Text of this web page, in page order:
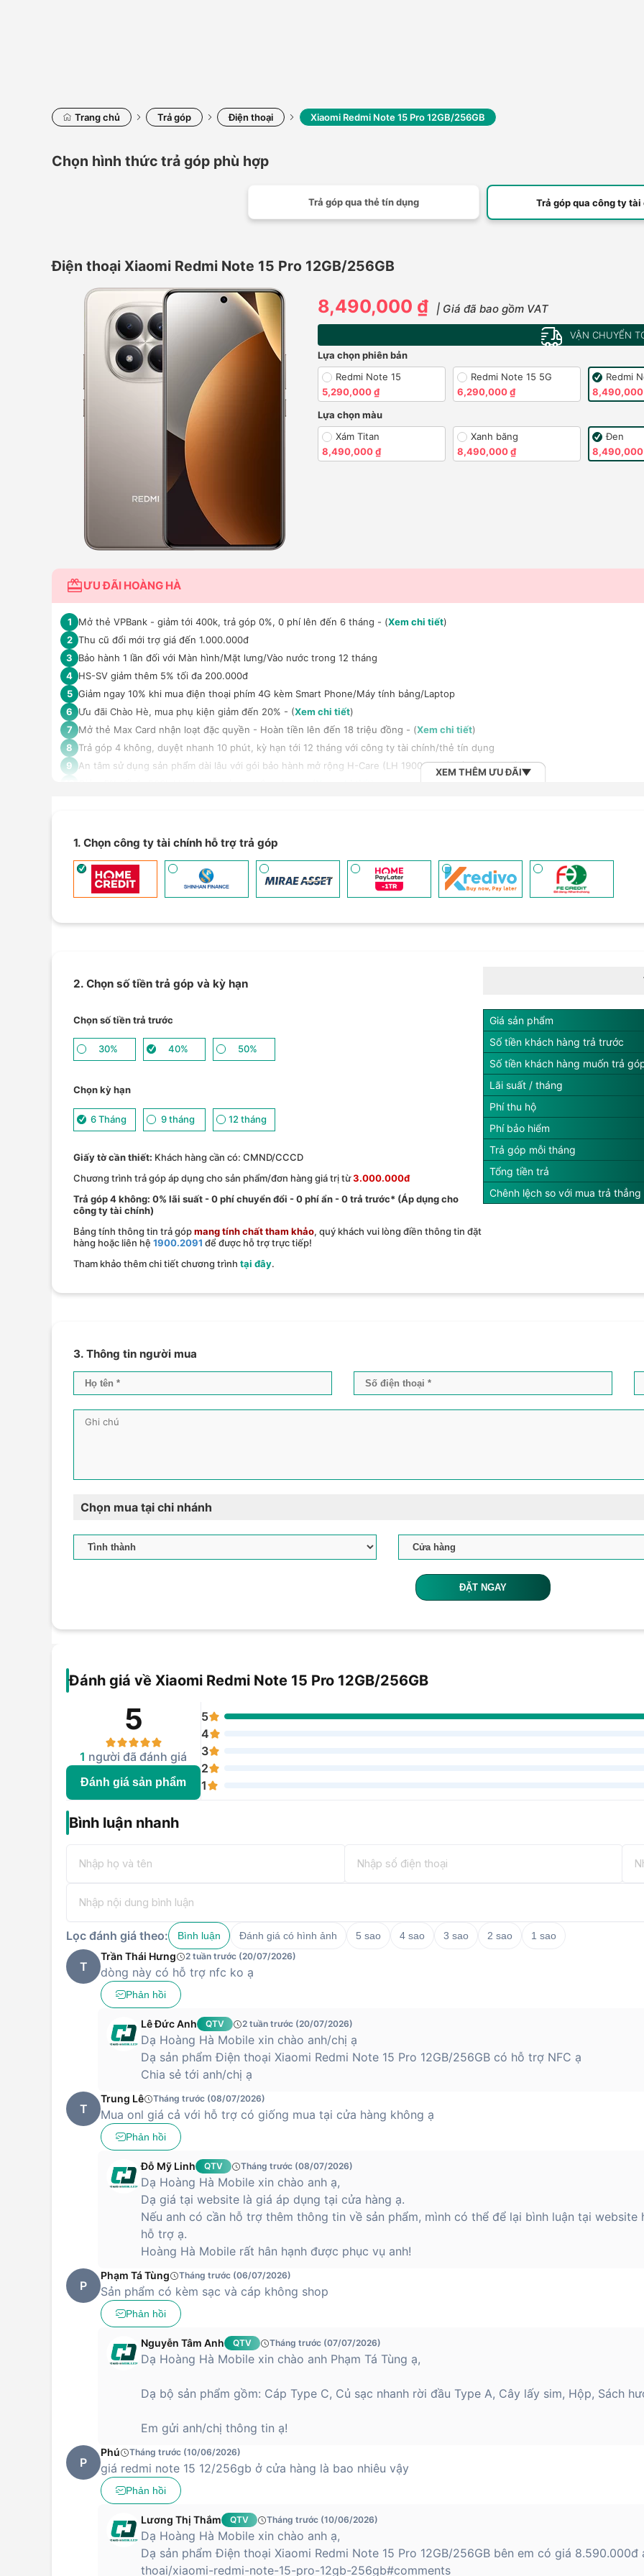
Trang chủ Trả góp Điện thoại Xiaomi Redmi Note 15 Pro 12GB/256GB
Chọn hình thức trả góp phù hợp
Trả góp qua thẻ tín dụng Trả góp qua công ty tài
Điện thoại Xiaomi Redmi Note 15 Pro 12GB/256GB
8,490,000 ₫ | Giá đã bao gồm VAT
VẬN CHUYỂN
Lựa chọn phiên bản
Redmi Note 15
5,290,000 ₫
Redmi Note 15 5G
6,290,000 ₫
Redmi
8,490,000
Lựa chọn màu
Xám Titan
8,490,000 ₫
Xanh băng
8,490,000 ₫
Đen
8,490,000
ƯU ĐÃI HOÀNG HÀ
1 Mở thẻ VPBank - giảm tới 400k, trả góp 0%, 0 phí lên đến 6 tháng - (Xem chi tiết)
2 Thu cũ đổi mới trợ giá đến 1.000.000đ
3
Bảo hành 1 lần đối với Màn hình/Mặt lưng/Vào nước trong 12 tháng
4 HS-SV giảm thêm 5% tối đa 200.000đ
5 Giảm ngay 10% khi mua điện thoại phím 4G kèm Smart Phone/Máy tính bảng/Laptop
6
Ưu đãi Chào Hè, mua phụ kiện giảm đến 20% - (Xem chi tiết)
7 Mở thẻ Max Card nhận loạt đặc quyền - Hoàn tiền lên đến 18 triệu đồng - (Xem chi tiết)
8
Trả góp 4 không, duyệt nhanh 10 phút, kỳ hạn tới 12 tháng với công ty tài chính/thẻ tín dụng
9
An tâm sử dụng sản phẩm dài lâu với gói bảo hành mở rộng H-Care (LH 1900.2091) - (Xem chi tiết)
13
TPBank Evo - Giảm đến 500.000đ, trả góp 0%, 0 phí lên đến 6 tháng - (
Giảm ngay 50.000đ khi mua gói cước di động Mobifone, Vnsky lên tới 6GB data/ngày - Trải nghiệm 5G chỉ 99k/tháng - (
Nhận báo giá tốt nhất cho khách hàng doanh nghiệp B2B khi mua số lượng lớn - ( Xem chi tiết)
XEM THÊM ƯU ĐÃI
1. Chọn công ty tài chính hỗ trợ trả góp
2. Chọn số tiền trả góp và kỳ hạn
Chọn số tiền trả trước
30% 40% 50%
Chọn kỳ hạn
6 Tháng 9 tháng 12 tháng
Giấy tờ cần thiết: Khách hàng cần có: CMND/CCCD
Chương trình trả góp áp dụng cho sản phẩm/đơn hàng giá trị từ3.000.000đ
Trả góp 4 không: 0% lãi suất - 0 phí chuyển đổi - 0 phí ẩn - 0 trả trước* (Áp dụng cho
công ty tài chính)
Bảng tính thông tin trả gópmang tính chất tham khảo, quý khách vui lòng điền thông tin đặt
hàng hoặc liên hệ 1900.2091 để được hỗ trợ trực tiếp!
Tham khảo thêm chi tiết chương trình tại đây.
Giá sản phẩm
Số tiền khách hàng trả trước
Số tiền khách hàng muốn trả
Lãi suất / tháng
Phí thu hộ
Phí bảo hiểm
Trả góp mỗi tháng
Tổng tiền trả
Chênh lệch so với mua trả thẳng
3. Thông tin người mua
Chọn mua tại chi nhánh
ĐẶT NGAY
Đánh giá về Xiaomi Redmi Note 15 Pro 12GB/256GB
5
1 người đã đánh giá
Đánh giá sản phẩm
5
4
3
2
1
Bình luận nhanh
Lọc đánh giá theo: Bình luận Đánh giá có hình ảnh 5 sao 4 sao 3 sao 2 sao 1 sao
T
Trần Thái Hưng 2 tuần trước (20/07/2026)
dòng này có hỗ trợ nfc ko ạ
Phản hồi
Lê Đức Anh QTV 2 tuần trước (20/07/2026)
Dạ Hoàng Hà Mobile xin chào anh/chị ạ
Dạ sản phẩm Điện thoại Xiaomi Redmi Note 15 Pro 12GB/256GB có hỗ trợ NFC ạ
Chia sẻ tới anh/chị ạ
T
Trung Lê Tháng trước (08/07/2026)
Mua onl giá cả với hỗ trợ có giống mua tại cửa hàng không ạ
Phản hồi
Đỗ Mỹ Linh QTV Tháng trước (08/07/2026)
Dạ Hoàng Hà Mobile xin chào anh ạ,
Dạ giá tại website là giá áp dụng tại cửa hàng ạ.
Nếu anh có cần hỗ trợ thêm thông tin về sản phẩm, mình có thể để lại bình luận tại
hỗ trợ ạ.
Hoàng Hà Mobile rất hân hạnh được phục vụ anh!
P
Phạm Tá Tùng Tháng trước (06/07/2026)
Sản phẩm có kèm sạc và cáp không shop
Phản hồi
Nguyễn Tâm Anh QTV Tháng trước (07/07/2026)
Dạ Hoàng Hà Mobile xin chào anh Phạm Tá Tùng ạ,
Dạ bộ sản phẩm gồm: Cáp Type C, Củ sạc nhanh rời đầu Type A, Cây lấy sim, Hộp, Sách
Em gửi anh/chị thông tin ạ!
P
Phú Tháng trước (10/06/2026)
giá redmi note 15 12/256gb ở cửa hàng là bao nhiêu vậy
Phản hồi
Lương Thị Thắm QTV Tháng trước (10/06/2026)
Dạ Hoàng Hà Mobile xin chào anh ạ,
Dạ sản phẩm Điện thoại Xiaomi Redmi Note 15 Pro 12GB/256GB bên em có giá
thoai/xiaomi-redmi-note-15-pro-12gb-256gb#comments